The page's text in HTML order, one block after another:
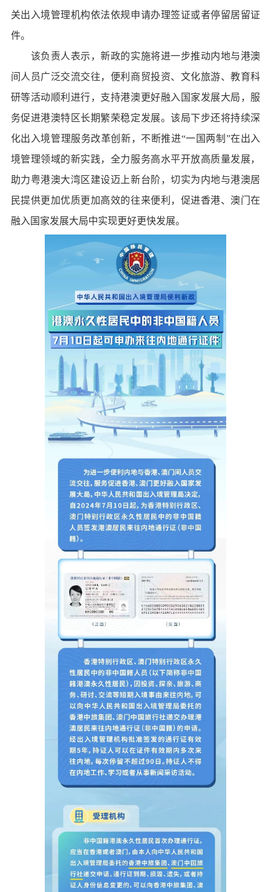
关出入境管理机构依法依规申请办理签证或者停留居留证
件。
该负责人表示，新政的实施将进一步推动内地与港澳
间人员广泛交流交往，便利商贸投资、文化旅游、教育科
研等活动顺利进行，支持港澳更好融入国家发展大局，服
务促进港澳特区长期繁荣稳定发展。该局下步还将持续深
化出入境管理服务改革创新，不断推进“一国两制”在出入
境管理领域的新实践，全力服务高水平开放高质量发展，
助力粤港澳大湾区建设迈上新台阶，切实为内地与港澳居
民提供更加优质更加高效的往来便利，促进香港、澳门在
融入国家发展大局中实现更好更快发展。